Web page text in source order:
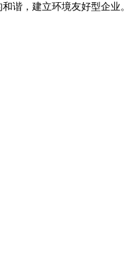
谐，建立环境友好型企业。